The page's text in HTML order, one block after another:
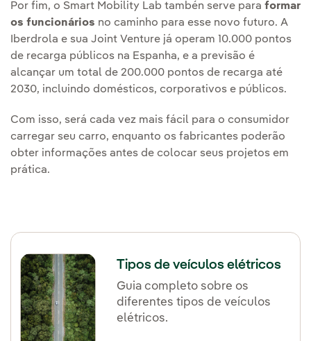
Por fim, o Smart Mobility Lab tambén serve para formar
os funcionários no caminho para esse novo futuro. A
Iberdrola e sua Joint Venture já operam 10.000 pontos
de recarga públicos na Espanha, e a previsão é
alcançar um total de 200.000 pontos de recarga até
2030, incluindo domésticos, corporativos e públicos.
Com isso, será cada vez mais fácil para o consumidor
carregar seu carro, enquanto os fabricantes poderão
obter informações antes de colocar seus projetos em
prática.
Tipos de veículos elétricos
Guia completo sobre os
diferentes tipos de veículos
elétricos.